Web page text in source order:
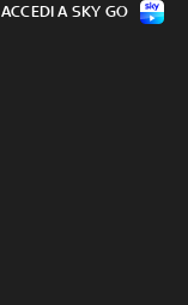
ACCEDI A SKY GO